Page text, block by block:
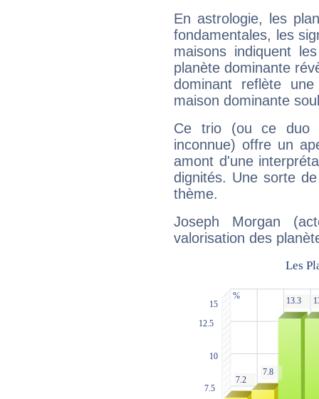
En astrologie, les
fondamentales, les
maisons indiquent
planète dominante
dominant reflète
maison dominante
Ce trio (ou ce duo
inconnue) offre un
amont d'une
dignités. Une sorte
thème.
Joseph Morgan
valorisation des